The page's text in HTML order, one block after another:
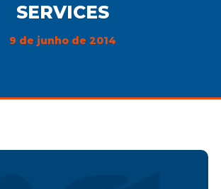
SERVICES
9 de junho de 2014